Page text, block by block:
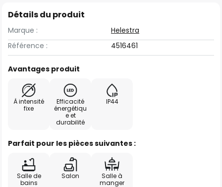
Détails du produit
Marque :
Helestra
Référence :
4516461
Avantages produit
À intensité
fixe
Efficacité
énergétiqu
e et
durabilité
IP44
Parfait pour les pièces suivantes :
Salle de
bains
Salon
Salle à
manger